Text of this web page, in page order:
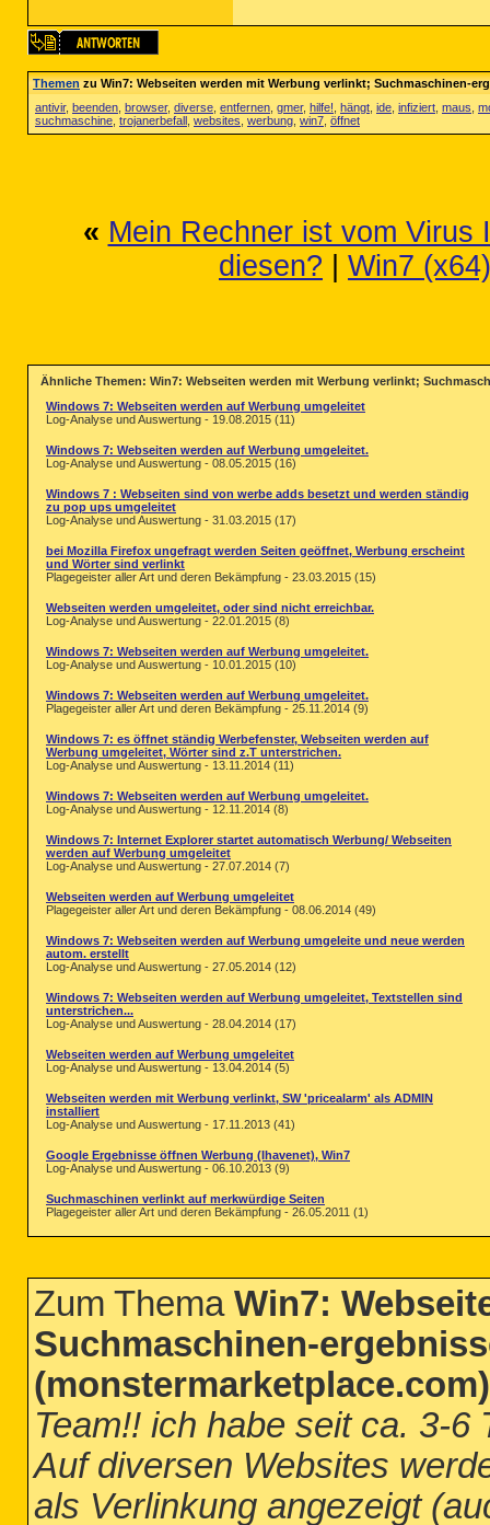
Themenzu Win7: Webseiten werden mit Werbung verlinkt; Suchmaschinen-
antivir, beenden browser, diverse entfernen gmer, hilfe! hängt ide infiziert maus
suchmaschine trojanerbefall websites werbung win7 öffnet
« Mein Rechner ist vom Virus
diesen?
Win7
Ähnliche Themen: Win7: Webseiten werden mit Werbung verlinkt;
Windows 7: Webseiten werden auf Werbung umgeleitet
Log-Analyse und Auswertung - 19.08.2015 (11)
Windows 7: Webseiten werden auf Werbung umgeleitet.
Log-Analyse und Auswertung - 08.05.2015 (16)
Windows 7 : Webseiten sind von werbe adds besetzt und werden ständig
zu pop ups umgeleitet
Log-Analyse und Auswertung - 31.03.2015 (17)
bei Mozilla Firefox ungefragt werden Seiten geöffnet, Werbung erscheint
und Wörter sind verlinkt
Plagegeister aller Art und deren Bekämpfung - 23.03.2015 (15)
Webseiten werden umgeleitet, oder sind nicht erreichbar.
Log-Analyse und Auswertung - 22.01.2015 (8)
Windows 7: Webseiten werden auf Werbung umgeleitet.
Log-Analyse und Auswertung - 10.01.2015 (10)
Windows 7: Webseiten werden auf Werbung umgeleitet.
Plagegeister aller Art und deren Bekämpfung - 25.11.2014 (9)
Windows 7: es öffnet ständig Werbefenster, Webseiten werden auf
Werbung umgeleitet, Wörter sind z.T unterstrichen.
Log-Analyse und Auswertung - 13.11.2014 (11)
Windows 7: Webseiten werden auf Werbung umgeleitet.
Log-Analyse und Auswertung - 12.11.2014 (8)
Windows 7: Internet Explorer startet automatisch Werbung/ Webseiten
werden auf Werbung umgeleitet
Log-Analyse und Auswertung - 27.07.2014 (7)
Webseiten werden auf Werbung umgeleitet
Plagegeister aller Art und deren Bekämpfung - 08.06.2014 (49)
Windows 7: Webseiten werden auf Werbung umgeleite und neue werden
autom. erstellt
Log-Analyse und Auswertung - 27.05.2014 (12)
Windows 7: Webseiten werden auf Werbung umgeleitet, Textstellen sind
unterstrichen...
Log-Analyse und Auswertung - 28.04.2014 (17)
Webseiten werden auf Werbung umgeleitet
Log-Analyse und Auswertung - 13.04.2014 (5)
Webseiten werden mit Werbung verlinkt, SW 'pricealarm' als ADMIN
installiert
Log-Analyse und Auswertung - 17.11.2013 (41)
Google Ergebnisse öffnen Werbung (Ihavenet), Win7
Log-Analyse und Auswertung - 06.10.2013 (9)
Suchmaschinen verlinkt auf merkwürdige Seiten
Plagegeister aller Art und deren Bekämpfung - 26.05.2011 (1)
Zum Thema Win7:
Suchmaschinen-
(monstermarketplace.com)
Team!! ich habe seit ca. 3-6
Auf diversen Websites
als Verlinkung angezeigt